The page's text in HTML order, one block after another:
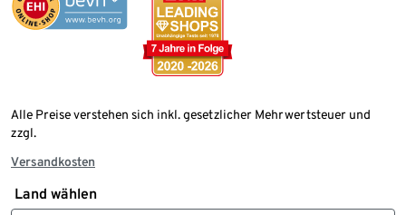
Alle Preise verstehen sich inkl. gesetzlicher Mehrwertsteuer und
zzgl.
Versandkosten
Land wählen